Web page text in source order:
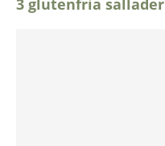
3 glutenfria sallader